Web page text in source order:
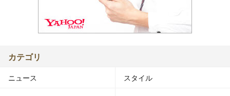
カテゴリ
ニュース スタイル